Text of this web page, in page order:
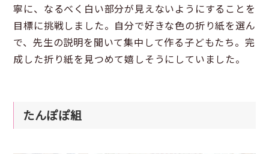
寧に、なるべく白い部分が見えないようにすることを
目標に挑戦しました。自分で好きな色の折り紙を選ん
で、先生の説明を聞いて集中して作る子どもたち。完
成した折り紙を見つめて嬉しそうにしていました。
たんぽぽ組